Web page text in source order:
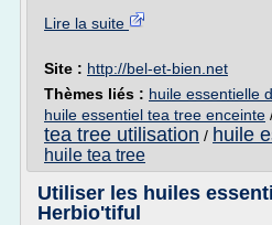
Lire la suite
Site : http://bel-et-bien.net
Thèmes liés : huile essentielle
huile essentiel tea tree enceinte
tea tree utilisation / huile
huile tea tree
Utiliser les huiles
Herbio'tiful